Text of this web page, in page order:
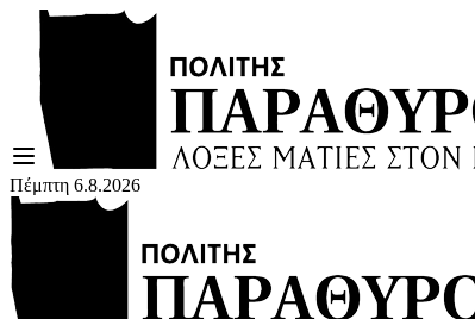
Πέμπτη 6.8.2026